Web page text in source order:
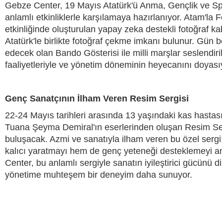
Gebze Center, 19 Mayıs Atatürk'ü Anma, Gençlik ve
anlamlı etkinliklerle karşılamaya hazırlanıyor. Atam'la
etkinliğinde oluşturulan yapay zeka destekli fotoğraf
Atatürk'le birlikte fotoğraf çekme imkanı bulunur. Gün
edecek olan Bando Gösterisi ile milli marşlar
faaliyetleriyle ve yönetim döneminin heyecanını
Genç Sanatçının İlham Veren Resim Sergisi
22-24 Mayıs tarihleri arasında 13 yaşındaki kas
Tuana Şeyma Demiral'ın eserlerinden oluşan Resim
buluşacak. Azmi ve sanatıyla ilham veren bu özel
kalıcı yaratmayı hem de genç yeteneği desteklemeyi
Center, bu anlamlı sergiyle sanatın iyileştirici gücünü
yönetime muhteşem bir deneyim daha sunuyor.